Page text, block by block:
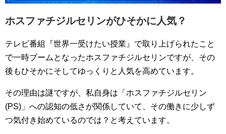
ホスファチジルセリンがひそかに人気？
テレビ番組『世界一受けたい授業』で取り上げられたこと
で一時ブームとなったホスファチジルセリンですが、その
後もひそかにそしてゆっくりと人気を高めています。
その理由は謎ですが、私自身は「ホスファチジルセリン
(PS)」への認知の低さが関係していて、その働きに少しず
つ気付き始めているのでは？と考えています。